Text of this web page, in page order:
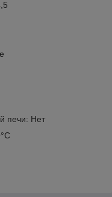
печи: Нет